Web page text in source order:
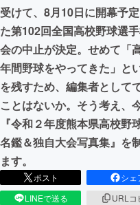
CAMPFIRE for Social
CAMPFIREふるさ
受けて、8月10日に開幕予
た第102回全国高校野球選
会の中止が決定。せめて「
年間野球をやってきた」と
を残すため、編集者として
ことはないか。そう考え、
『令和２年度熊本県高校野
名鑑＆独自大会写真集』を
ます。
ポスト
シェ
LINEで送る
URLコ